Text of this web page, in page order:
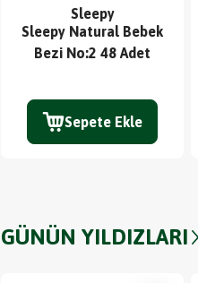
Sleepy
Sleepy Natural Bebek
Bezi No:2 48 Adet
Sepete Ekle
GÜNÜN YILDIZLARI